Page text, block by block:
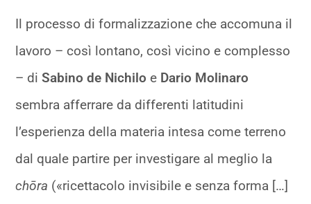
Il processo di formalizzazione che accomuna il
lavoro – così lontano, così vicino e complesso
– diSabino de Nichilo e Dario Molinaro
sembra afferrare da differenti latitudini
l’esperienza della materia intesa come terreno
dal quale partire per investigare al meglio la
chōra («ricettacolo invisibile e senza forma […]